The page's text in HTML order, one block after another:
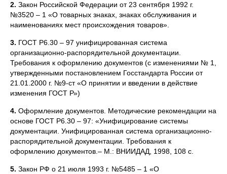
2. Закон Российской Федерации от 23 сентября 1992 г.
№3520 – 1 «О товарных знаках, знаках обслуживания и
наименованиях мест происхождения товаров».
3. ГОСТ Р6.30 – 97 унифицированная система
организационно-распорядительной документации.
Требования к оформлению документов (с изменениями № 1,
утвержденными постановлением Госстандарта России от
21.01.2000 г. №9-ст «О принятии и введении в действие
изменения ГОСТ Р»)
4. Оформление документов. Методические рекомендации на
основе ГОСТ Р6.30 – 97: «Унифицирование системы
документации. Унифицированная система организационно-
распорядительной документации. Требования к
оформлению документов.– М.: ВНИИДАД, 1998, 108 с.
5. Закон РФ о 21 июля 1993 г. №5485 – 1 «О